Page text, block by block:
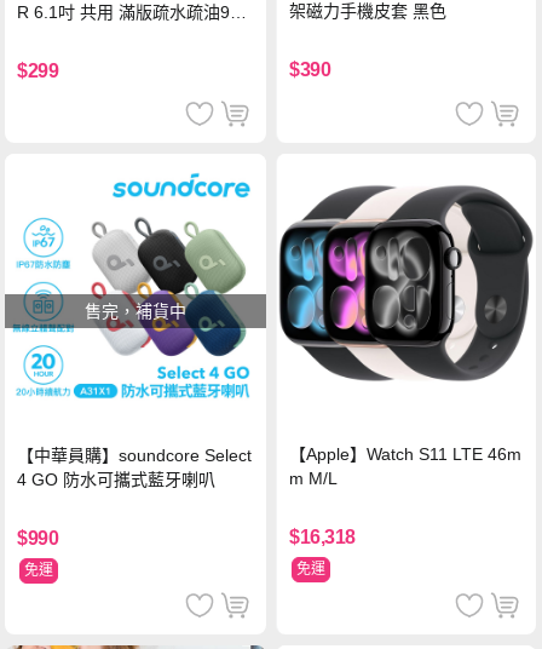
R 6.1吋 共用 滿版疏水疏油9H
$299
架磁力手機皮套 黑色
$390
售完，補貨中
【中華員購】soundcore Select
4 GO 防水可攜式藍牙喇叭
$990
免運
【Apple】Watch S11 LTE 46m
m M/L
$16,318
免運